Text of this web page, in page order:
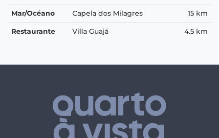
Mar/Océano Capela dos Milagres 15 km
Restaurante Villa Guajá 4.5 km